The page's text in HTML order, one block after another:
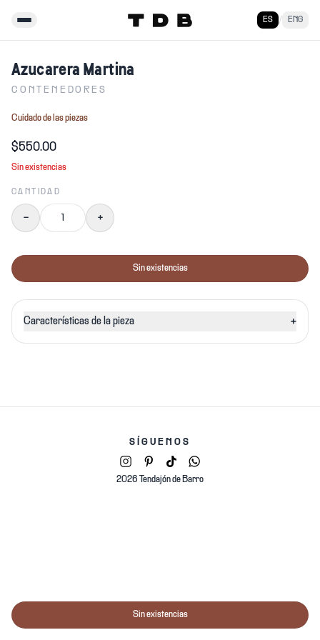
ES / ENG
Azucarera Martina
CONTENEDORES
Cuidado de las piezas
$550.00
Sin existencias
CANTIDAD
− +
Sin existencias
Sin existencias
Características de la pieza +
SÍGUENOS
2026 Tendajón de Barro